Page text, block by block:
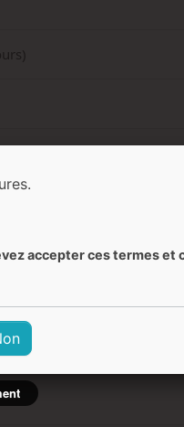
pin, agrumes
narcotique, apaisant
accepter ces termes et